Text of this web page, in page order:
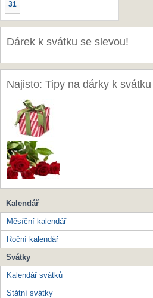
31
Dárek k svátku se slevou!
Najisto: Tipy na dárky k svátku
Kalendář
Měsíční kalendář
Roční kalendář
Svátky
Kalendář svátků
Státní svátky